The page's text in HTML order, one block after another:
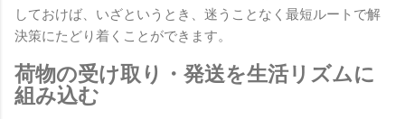
しておけば、いざというとき、迷うことなく最短ルートで解
決策にたどり着くことができます。
荷物の受け取り・発送を生活リズムに
組み込む